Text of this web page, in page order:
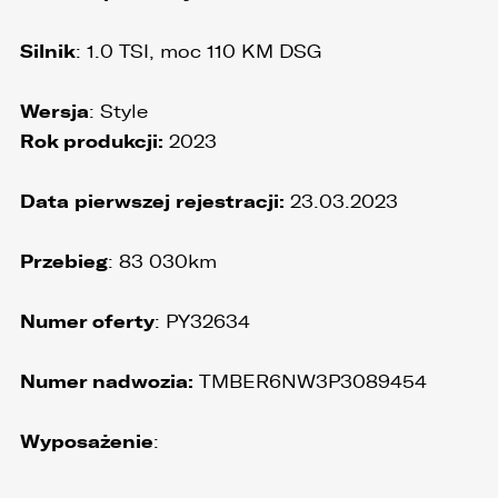
Silnik: 1.0 TSI, moc 110 KM DSG
Wersja: Style
Rok produkcji: 2023
Data pierwszej rejestracji: 23.03.2023
Przebieg: 83 030km
Numer oferty: PY32634
Numer nadwozia: TMBER6NW3P3089454
Wyposażenie:
5. obsługi zgłoszeń i udzielania odpowiedzi na
będą:
prawa,
przetwarzania danych w ramach wykonywania
3. podmioty, którym Administrator zleca
przetwarzające).